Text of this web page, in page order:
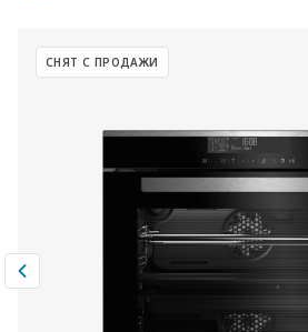
Малая бытовая техника
Климатическая техника
СНЯТ С ПРОДАЖИ